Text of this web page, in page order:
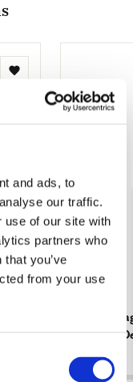
and ads, to
our traffic.
use of our site with
partners who
you’ve
from your use
Toevoegen
verlanglijst
Charlotte
€ 3,50